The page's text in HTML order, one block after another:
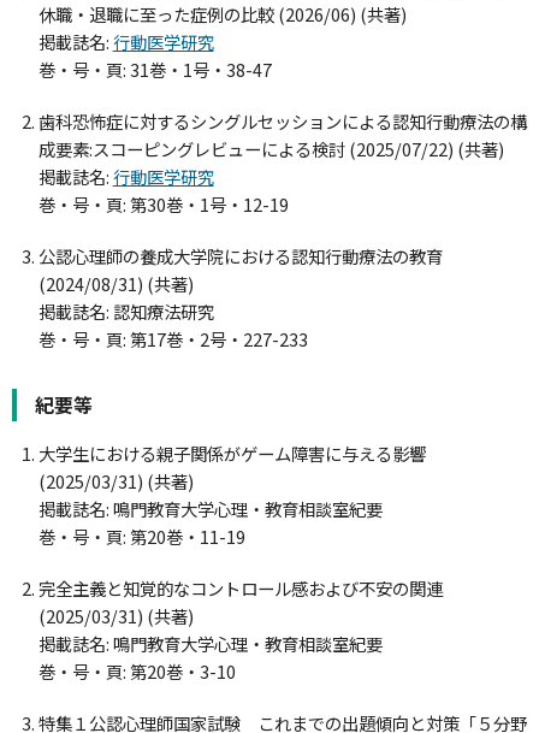
休職・退職に至った症例の比較 (2026/06) (共著)
掲載誌名:行動医学研究
巻・号・頁: 31巻・1号・38-47
歯科恐怖症に対するシングルセッションによる認知行動療法の構
成要素:スコーピングレビューによる検討 (2025/07/22) (共著)
掲載誌名:行動医学研究
巻・号・頁: 第30巻・1号・12-19
公認心理師の養成大学院における認知行動療法の教育
(2024/08/31) (共著)
掲載誌名: 認知療法研究
巻・号・頁: 第17巻・2号・227-233
紀要等
大学生における親子関係がゲーム障害に与える影響
(2025/03/31) (共著)
掲載誌名: 鳴門教育大学心理・教育相談室紀要
巻・号・頁: 第20巻・11-19
完全主義と知覚的なコントロール感および不安の関連
(2025/03/31) (共著)
掲載誌名: 鳴門教育大学心理・教育相談室紀要
巻・号・頁: 第20巻・3-10
特集１公認心理師国家試験 これまでの出題傾向と対策「５分野